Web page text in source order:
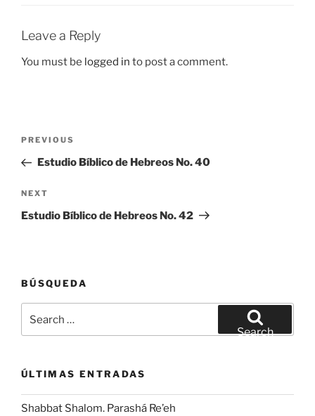
Leave a Reply
You must be logged in to post a comment.
Previous
Post
PREVIOUS
Estudio Bíblico de Hebreos No. 40
Next
Post
NEXT
Estudio Bíblico de Hebreos No. 42
BÚSQUEDA
for:
Search
ÚLTIMAS ENTRADAS
Shabbat Shalom. Parashá Re’eh